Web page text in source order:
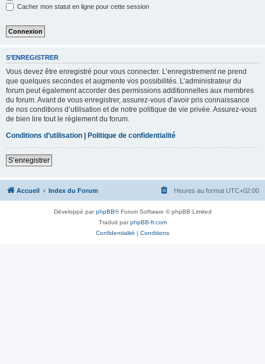
Cacher mon statut en ligne pour cette session
S’ENREGISTRER
Vous devez être enregistré pour vous connecter. L’enregistrement ne prend
que quelques secondes et augmente vos possibilités. L’administrateur du
forum peut également accorder des permissions additionnelles aux membres
du forum. Avant de vous enregistrer, assurez-vous d’avoir pris connaissance
de nos conditions d’utilisation et de notre politique de vie privée. Assurez-vous
de bien lire tout le règlement du forum.
Conditions d’utilisation | Politique de confidentialité
S’enregistrer
Accueil Index du Forum Heures au format UTC+02:00
Développé parphpBB® Forum Software © phpBB Limited
Traduit parphpBB-fr.com
Confidentialité | Conditions